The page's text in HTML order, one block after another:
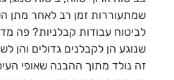
שמתעוררות זמן רב לאחר מתן
לביטוח עבודות קבלניות? פה
שנוגע הן לקבלנים גדולים והן
זה נולד מתוך ההבנה שאופי